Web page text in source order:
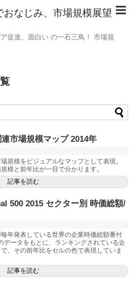
なじみ、市場規模展望
促進、面白い の一石三鳥！ 市場規
市場規模マップ 2014年
規模をビジュアルなマップとして表現。
模と前年比が一目で分かります。
記事を読む
500 2015 セクター別 時価総額/
年発表している世界の企業時価総額番付
データをもとに、ランキングされている企
、その前年比をセルの色で表現していま
記事を読む